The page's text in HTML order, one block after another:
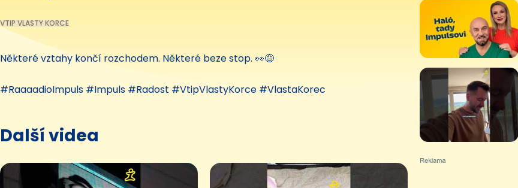
VTIP VLASTY KORCE
Některé vztahy končí rozchodem. Některé beze stop. 👀😅
#RaaaadioImpuls #Impuls #Radost #VtipVlastyKorce #VlastaKorec
Další videa